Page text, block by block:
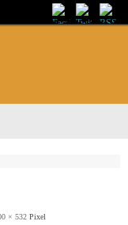
× 532Pixel